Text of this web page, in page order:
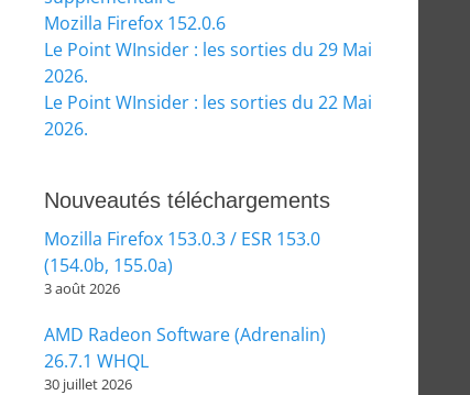
Mozilla Firefox 152.0.6
Le Point WInsider : les sorties du 29 Mai
2026.
Le Point WInsider : les sorties du 22 Mai
2026.
Nouveautés téléchargements
Mozilla Firefox 153.0.3 / ESR 153.0
(154.0b, 155.0a)
3 août 2026
AMD Radeon Software (Adrenalin)
26.7.1 WHQL
30 juillet 2026